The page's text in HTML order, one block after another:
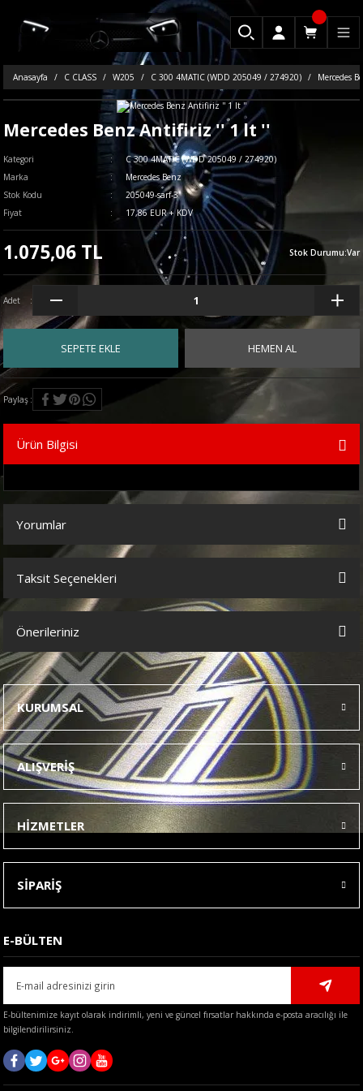
Anasayfa C CLASS W205 C 300 4MATIC (WDD 205049 / 274920) Mercedes
Mercedes Benz Antifiriz '' 1 lt ''
Kategori
C 300 4MATIC (WDD 205049 / 274920)
Marka
Mercedes Benz
Stok Kodu
205049-sarf-3
Fiyat
17,86 EUR + KDV
1.075,06 TL Stok Durumu:Var
Adet
SEPETE EKLE HEMEN AL
Paylaş
Ürün Bilgisi
Yorumlar
Bu ürüne ilk yorumu siz yapın!
Taksit Seçenekleri
Önerileriniz
Bu ürünün fiyat bilgisi, resim, ürün açıklamalarında ve diğer
konularda yetersiz gördüğünüz noktaları öneri formunu kullanarak
tarafımıza iletebilirsiniz.
Görüş ve önerileriniz için teşekkür ederiz.
Ürün resmi kalitesiz, bozuk veya görüntülenemiyor.
Ürün açıklamasında eksik bilgiler bulunuyor.
Ürün bilgilerinde hatalar bulunuyor.
Ürün fiyatı diğer sitelerden daha pahalı.
Bu ürüne benzer farklı alternatifler olmalı.
Gönder
KURUMSAL
ALIŞVERİŞ
HİZMETLER
SİPARİŞ
E-BÜLTEN
E-bültenimize kayıt olarak indirimli, yeni ve güncel fırsatlar hakkında e-posta aracılığı ile
bilgilendirilirsiniz.